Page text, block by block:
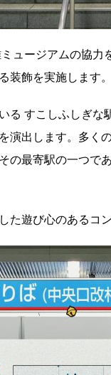
ュージアムの協
装飾を実施します。
る すこしふしぎ
演出します。多く
の最寄駅の一つで
た遊び心のあるコ